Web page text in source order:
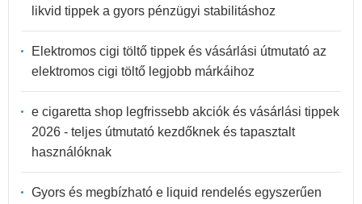
likvid tippek a gyors pénzügyi stabilitáshoz
Elektromos cigi töltő tippek és vásárlási útmutató az
elektromos cigi töltő legjobb márkáihoz
e cigaretta shop legfrissebb akciók és vásárlási tippek
2026 - teljes útmutató kezdőknek és tapasztalt
használóknak
Gyors és megbízható e liquid rendelés egyszerűen